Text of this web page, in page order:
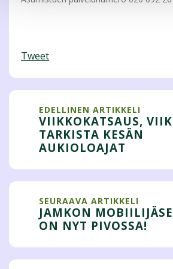
Tweet
EDELLINEN ARTIKKELI
VIIKKOKATSAUS,
TARKISTA KESÄN
AUKIOLOAJAT
SEURAAVA ARTIKKELI
JAMKON
ON NYT PIVOSSA!